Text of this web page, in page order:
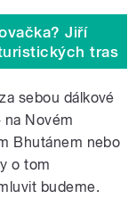
Jiří
tras
sebou dálkové
Novém
Bhutánem nebo
o tom
budeme.